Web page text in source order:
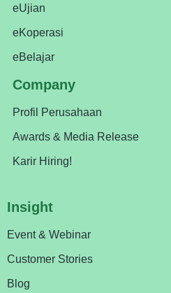
eUjian
eKoperasi
eBelajar
Company
Profil Perusahaan
Awards & Media Release
Karir Hiring!
Insight
Event & Webinar
Customer Stories
Blog